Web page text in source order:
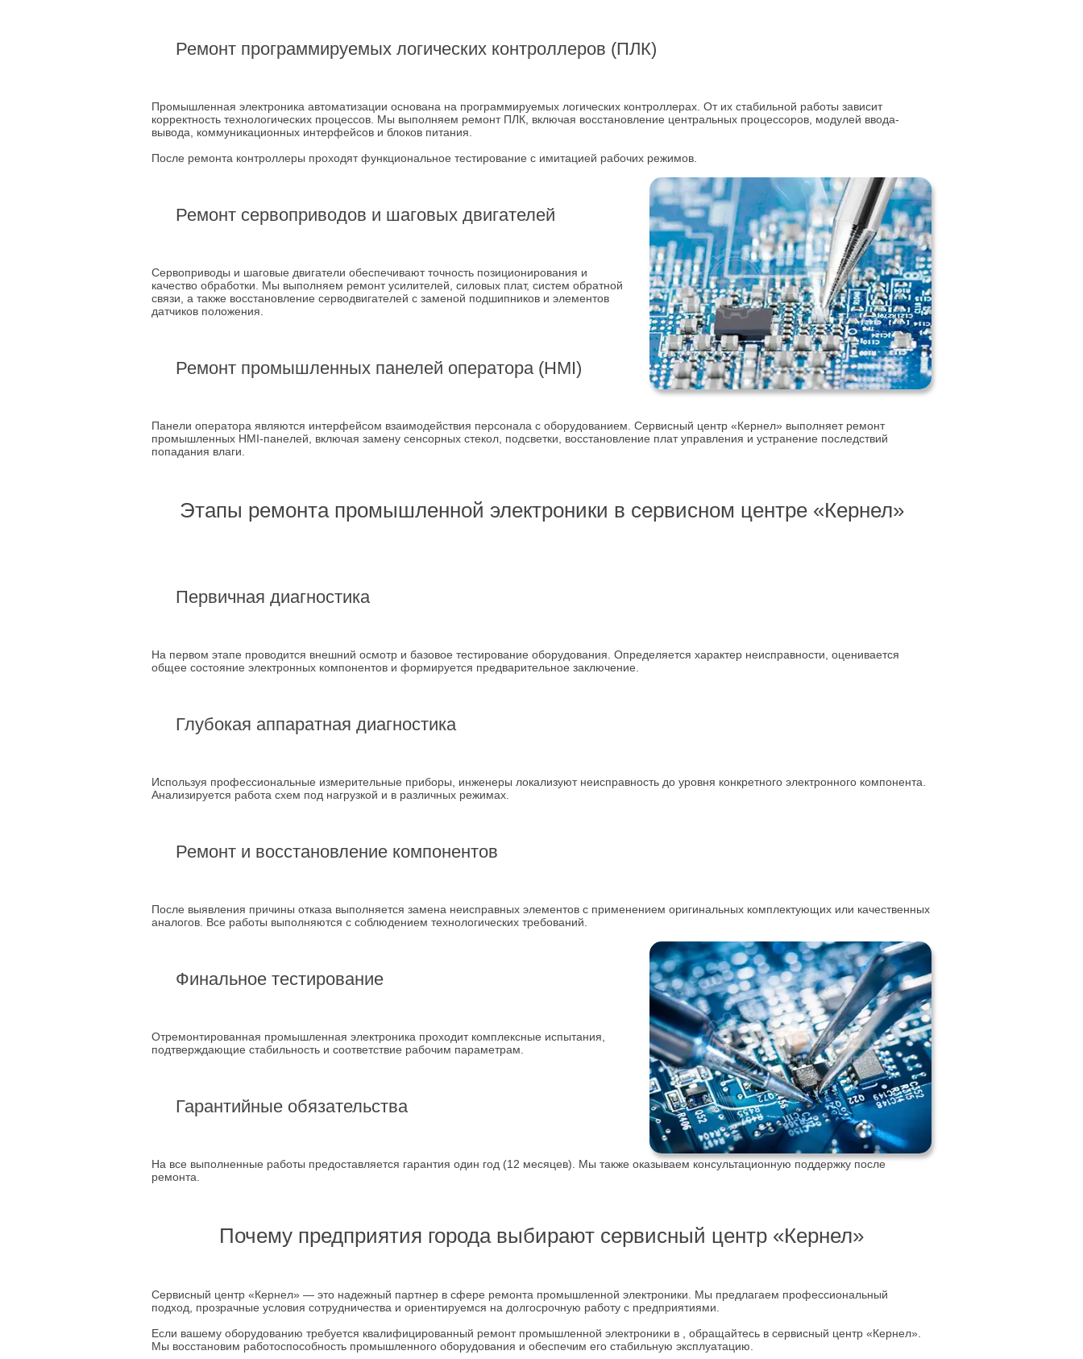
Ремонт программируемых логических контроллеров (ПЛК)
Промышленная электроника автоматизации основана на программируемых логических контроллерах. От их стабильной работы зависит
корректность технологических процессов. Мы выполняем ремонт ПЛК, включая восстановление центральных процессоров, модулей ввода-
вывода, коммуникационных интерфейсов и блоков питания.
После ремонта контроллеры проходят функциональное тестирование с имитацией рабочих режимов.
Ремонт сервоприводов и шаговых двигателей
Сервоприводы и шаговые двигатели обеспечивают точность позиционирования и
качество обработки. Мы выполняем ремонт усилителей, силовых плат, систем обратной
связи, а также восстановление серводвигателей с заменой подшипников и элементов
датчиков положения.
Ремонт промышленных панелей оператора (HMI)
Панели оператора являются интерфейсом взаимодействия персонала с оборудованием. Сервисный центр «Кернел» выполняет ремонт
промышленных HMI-панелей, включая замену сенсорных стекол, подсветки, восстановление плат управления и устранение последствий
попадания влаги.
Этапы ремонта промышленной электроники в сервисном центре «Кернел»
Первичная диагностика
На первом этапе проводится внешний осмотр и базовое тестирование оборудования. Определяется характер неисправности, оценивается
общее состояние электронных компонентов и формируется предварительное заключение.
Глубокая аппаратная диагностика
Используя профессиональные измерительные приборы, инженеры локализуют неисправность до уровня конкретного электронного компонента.
Анализируется работа схем под нагрузкой и в различных режимах.
Ремонт и восстановление компонентов
После выявления причины отказа выполняется замена неисправных элементов с применением оригинальных комплектующих или качественных
аналогов. Все работы выполняются с соблюдением технологических требований.
Финальное тестирование
Отремонтированная промышленная электроника проходит комплексные испытания,
подтверждающие стабильность и соответствие рабочим параметрам.
Гарантийные обязательства
На все выполненные работы предоставляется гарантия один год (12 месяцев). Мы также оказываем консультационную поддержку после
ремонта.
Почему предприятия города выбирают сервисный центр «Кернел»
Сервисный центр «Кернел» — это надежный партнер в сфере ремонта промышленной электроники. Мы предлагаем профессиональный
подход, прозрачные условия сотрудничества и ориентируемся на долгосрочную работу с предприятиями.
Если вашему оборудованию требуется квалифицированный ремонт промышленной электроники в , обращайтесь в сервисный центр «Кернел».
Мы восстановим работоспособность промышленного оборудования и обеспечим его стабильную эксплуатацию.